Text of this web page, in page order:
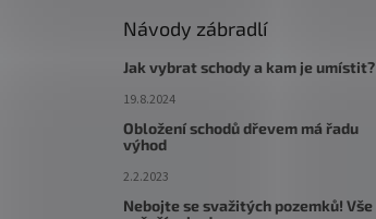
Návody zábradlí
Jak vybrat schody a kam je umístit?
19.8.2024
Obložení schodů dřevem má řadu
výhod
2.2.2023
Nebojte se svažitých pozemků! Vše